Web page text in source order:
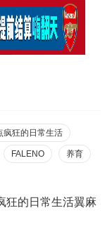
疯狂的日常生活
FALENO 养育
狂的日常生活翼麻